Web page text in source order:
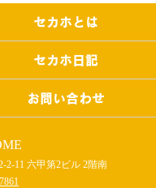
セカホとは
セカホ日記
お問い合わせ
2-11 六甲第2ビル 2階南